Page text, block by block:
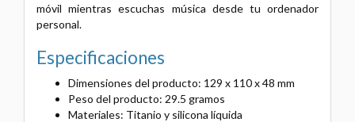
móvil mientras escuchas música desde tu ordenador
personal.
Especificaciones
Dimensiones del producto: 129 x 110 x 48 mm
Peso del producto: 29.5 gramos
Materiales: Titanio y silicona líquida